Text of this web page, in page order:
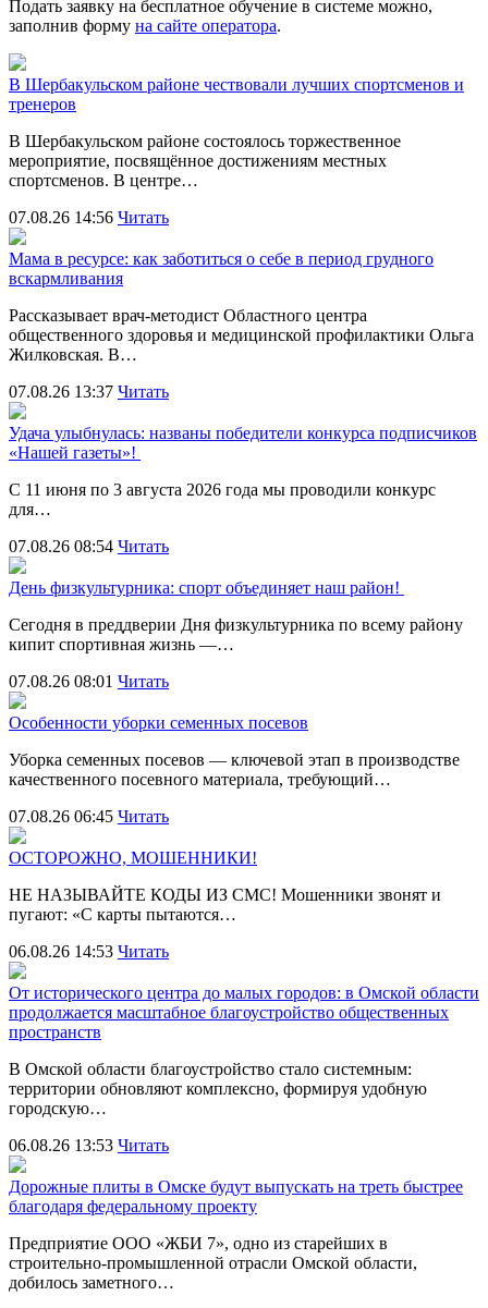
Подать заявку на бесплатное обучение в системе можно,
заполнив форму на сайте оператора.
В Шербакульском районе чествовали лучших спортсменов и
тренеров
В Шербакульском районе состоялось торжественное
мероприятие, посвящённое достижениям местных
спортсменов. В центре…
07.08.26 14:56 Читать
Мама в ресурсе: как заботиться о себе в период грудного
вскармливания
Рассказывает врач-методист Областного центра
общественного здоровья и медицинской профилактики Ольга
Жилковская. В…
07.08.26 13:37 Читать
Удача улыбнулась: названы победители конкурса подписчиков
«Нашей газеты»!
С 11 июня по 3 августа 2026 года мы проводили конкурс
для…
07.08.26 08:54 Читать
День физкультурника: спорт объединяет наш район!
Сегодня в преддверии Дня физкультурника по всему району
кипит спортивная жизнь —…
07.08.26 08:01 Читать
Особенности уборки семенных посевов
Уборка семенных посевов — ключевой этап в производстве
качественного посевного материала, требующий…
07.08.26 06:45 Читать
ОСТОРОЖНО, МОШЕННИКИ!
НЕ НАЗЫВАЙТЕ КОДЫ ИЗ СМС! Мошенники звонят и
пугают: «С карты пытаются…
06.08.26 14:53 Читать
От исторического центра до малых городов: в Омской области
продолжается масштабное благоустройство общественных
пространств
В Омской области благоустройство стало системным:
территории обновляют комплексно, формируя удобную
городскую…
06.08.26 13:53 Читать
Дорожные плиты в Омске будут выпускать на треть быстрее
благодаря федеральному проекту
Предприятие ООО «ЖБИ 7», одно из старейших в
строительно‑промышленной отрасли Омской области,
добилось заметного…